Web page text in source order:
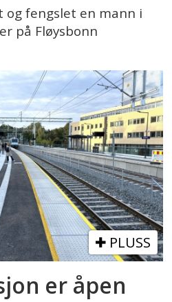
fengslet en mann i
på Fløysbonn
PLUSS
er åpen